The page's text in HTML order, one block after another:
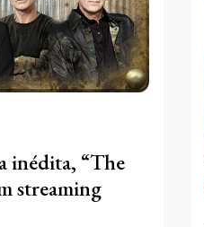
inédita, “The
streaming